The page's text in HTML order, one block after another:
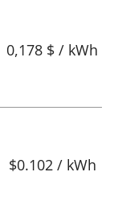
0,178 $ / kWh
$0.102 / kWh